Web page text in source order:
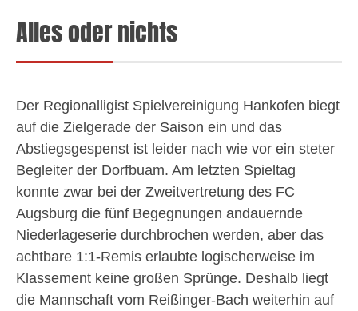
Alles oder nichts
Der Regionalligist Spielvereinigung Hankofen biegt
auf die Zielgerade der Saison ein und das
Abstiegsgespenst ist leider nach wie vor ein steter
Begleiter der Dorfbuam. Am letzten Spieltag
konnte zwar bei der Zweitvertretung des FC
Augsburg die fünf Begegnungen andauernde
Niederlageserie durchbrochen werden, aber das
achtbare 1:1-Remis erlaubte logischerweise im
Klassement keine großen Sprünge. Deshalb liegt
die Mannschaft vom Reißinger-Bach weiterhin auf